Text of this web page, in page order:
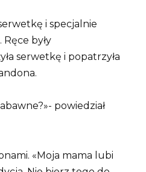
i specjalnie
były
serwetkę i popatrzyła
powiedział
«Moja mama lubi